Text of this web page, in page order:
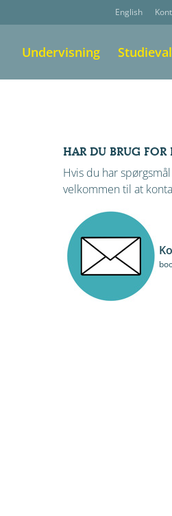
English
Undervisning
HAR DU BRUG
Hvis du har
velkommen til at